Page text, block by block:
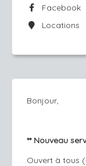
Facebook
Locations
Bonjour,
** Nouveau
Ouvert à tous